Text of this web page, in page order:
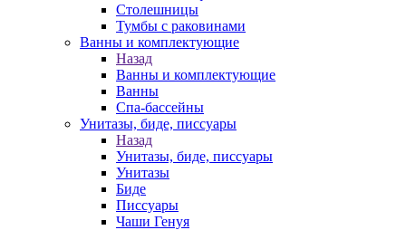
Столешницы
Тумбы с раковинами
Ванны и комплектующие
Назад
Ванны и комплектующие
Ванны
Спа-бассейны
Унитазы, биде, писсуары
Назад
Унитазы, биде, писсуары
Унитазы
Биде
Писсуары
Чаши Генуя